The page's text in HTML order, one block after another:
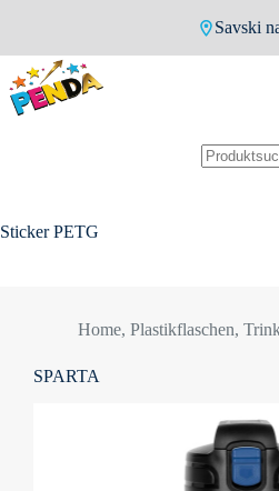
Savski
StickerPETG
Home, Plastikflaschen,
SPARTA